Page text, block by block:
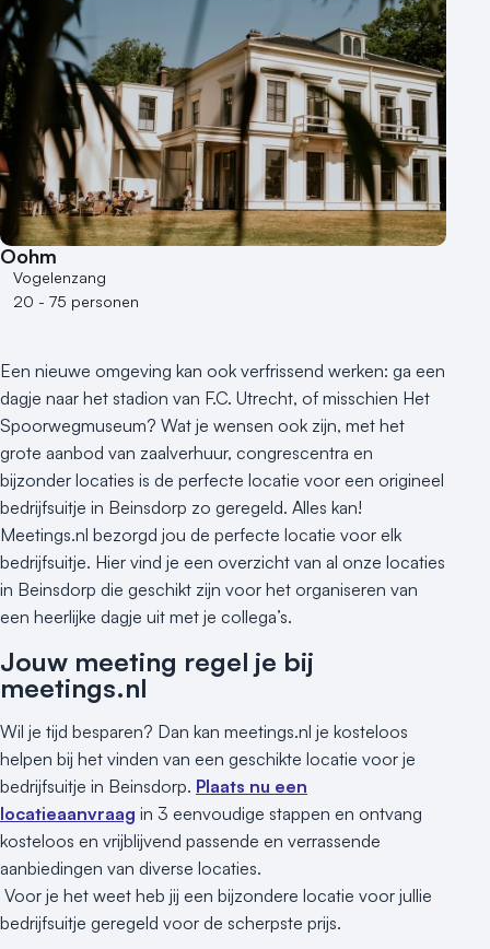
Oohm
Vogelenzang
20 - 75 personen
Een nieuwe omgeving kan ook verfrissend werken: ga een
dagje naar het stadion van F.C. Utrecht, of misschien Het
Spoorwegmuseum? Wat je wensen ook zijn, met het
grote aanbod van zaalverhuur, congrescentra en
bijzonder locaties is de perfecte locatie voor een origineel
bedrijfsuitje in Beinsdorp zo geregeld. Alles kan!
Meetings.nl bezorgd jou de perfecte locatie voor elk
bedrijfsuitje. Hier vind je een overzicht van al onze locaties
in Beinsdorp die geschikt zijn voor het organiseren van
een heerlijke dagje uit met je collega’s.
Jouw meeting regel je bij
meetings.nl
Wil je tijd besparen? Dan kan meetings.nl je kosteloos
helpen bij het vinden van een geschikte locatie voor je
bedrijfsuitje in Beinsdorp. Plaats nu een
locatieaanvraag in 3 eenvoudige stappen en ontvang
kosteloos en vrijblijvend passende en verrassende
aanbiedingen van diverse locaties.
Voor je het weet heb jij een bijzondere locatie voor jullie
bedrijfsuitje geregeld voor de scherpste prijs.